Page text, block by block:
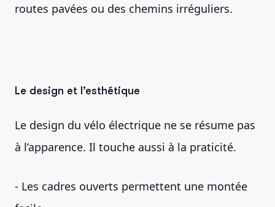
routes pavées ou des chemins irréguliers.
Le design et l’esthétique
Le design du vélo électrique ne se résume pas
à l’apparence. Il touche aussi à la praticité.
- Les cadres ouverts permettent une montée